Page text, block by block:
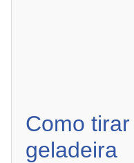
Como
geladeira